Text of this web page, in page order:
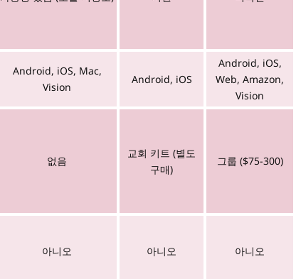
Android, iOS, Mac,
Vision
Android, iOS
Android, iOS,
Web, Amazon,
Vision
없음
교회 키트 (별도
구매)
그룹 ($75-300)
아니오 아니오 아니오